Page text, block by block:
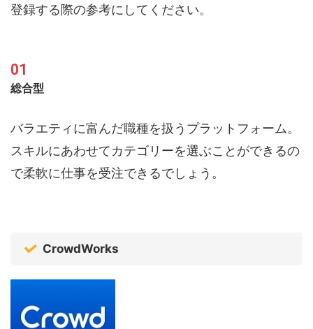
登録する際の参考にしてください。
総合型
バラエティに富んだ職種を扱うプラットフォーム。
スキルにあわせてカテゴリーを選ぶことができるの
で柔軟に仕事を受注できるでしょう。
CrowdWorks